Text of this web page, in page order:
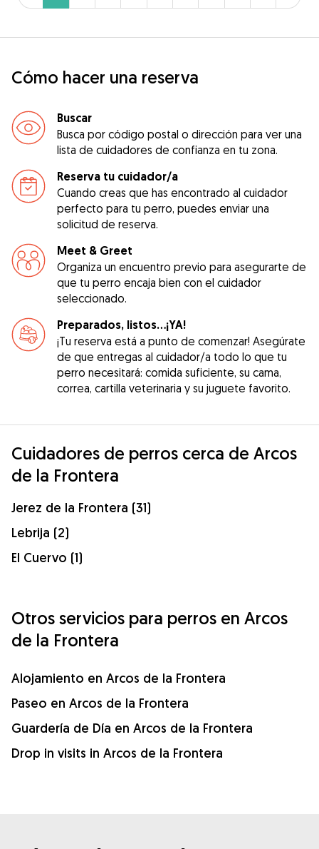
Cómo hacer una reserva
Buscar
Busca por código postal o dirección para ver una
lista de cuidadores de confianza en tu zona.
Reserva tu cuidador/a
Cuando creas que has encontrado al cuidador
perfecto para tu perro, puedes enviar una
solicitud de reserva.
Meet & Greet
Organiza un encuentro previo para asegurarte de
que tu perro encaja bien con el cuidador
seleccionado.
Preparados, listos...¡YA!
¡Tu reserva está a punto de comenzar! Asegúrate
de que entregas al cuidador/a todo lo que tu
perro necesitará: comida suficiente, su cama,
correa, cartilla veterinaria y su juguete favorito.
Cuidadores de perros cerca de Arcos
de la Frontera
Jerez de la Frontera (31)
Lebrija (2)
El Cuervo (1)
Otros servicios para perros en Arcos
de la Frontera
Alojamiento en Arcos de la Frontera
Paseo en Arcos de la Frontera
Guardería de Día en Arcos de la Frontera
Drop in visits in Arcos de la Frontera